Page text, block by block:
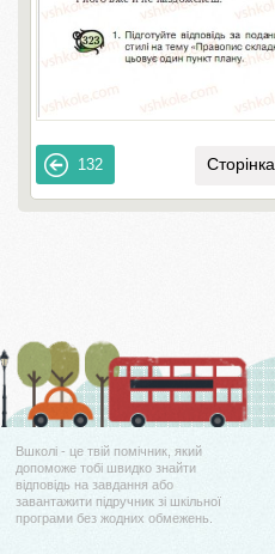
132 Сторінка
Вшколі - це твій помічник, який
допоможе тобі швидко знайти
відповідь на завдання або
завантажити підручник зі шкільної
програми без жодних обмежень.